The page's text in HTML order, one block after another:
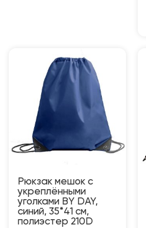
Рюкзак мешок с
укреплёнными
уголками BY DAY,
синий, 35*41 см,
полиэстер 210D